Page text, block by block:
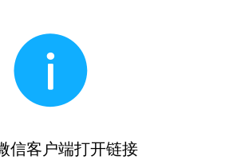
信客户端打开链接